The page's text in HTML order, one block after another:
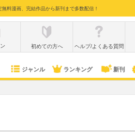
料漫画、完結作品から新刊まで多数配信！
初めての方へ ヘルプ/よくある質問
ジャンル ランキング 新刊